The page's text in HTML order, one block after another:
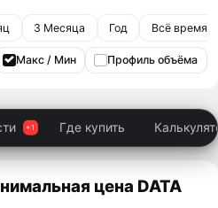
3 Месяца Год Всё время
Макс / Мин Профиль объёма
Где купить
цена DATA